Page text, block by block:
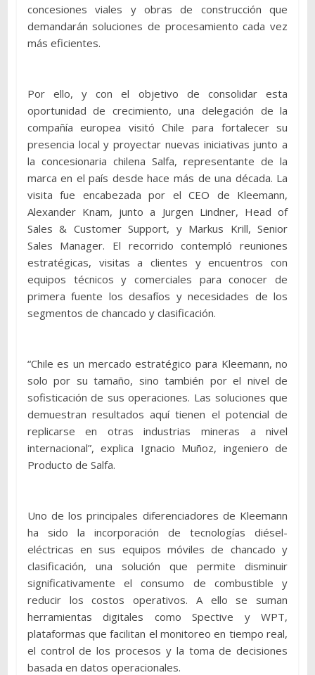
concesiones viales y obras de construcción que
demandarán soluciones de procesamiento cada vez
más eficientes.
Por ello, y con el objetivo de consolidar esta
oportunidad de crecimiento, una delegación de la
compañía europea visitó Chile para fortalecer su
presencia local y proyectar nuevas iniciativas junto a
la concesionaria chilena Salfa, representante de la
marca en el país desde hace más de una década. La
visita fue encabezada por el CEO de Kleemann,
Alexander Knam, junto a Jurgen Lindner, Head of
Sales & Customer Support, y Markus Krill, Senior
Sales Manager. El recorrido contempló reuniones
estratégicas, visitas a clientes y encuentros con
equipos técnicos y comerciales para conocer de
primera fuente los desafíos y necesidades de los
segmentos de chancado y clasificación.
“Chile es un mercado estratégico para Kleemann, no
solo por su tamaño, sino también por el nivel de
sofisticación de sus operaciones. Las soluciones que
demuestran resultados aquí tienen el potencial de
replicarse en otras industrias mineras a nivel
internacional”, explica Ignacio Muñoz, ingeniero de
Producto de Salfa.
Uno de los principales diferenciadores de Kleemann
ha sido la incorporación de tecnologías diésel-
eléctricas en sus equipos móviles de chancado y
clasificación, una solución que permite disminuir
significativamente el consumo de combustible y
reducir los costos operativos. A ello se suman
herramientas digitales como Spective y WPT,
plataformas que facilitan el monitoreo en tiempo real,
el control de los procesos y la toma de decisiones
basada en datos operacionales.